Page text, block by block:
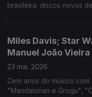
brasileira; discos novos
Miles Davis; Star
Manuel João Vieira
23 mai. 2026
Cem anos do músico
"Mandalorian e Grogu",